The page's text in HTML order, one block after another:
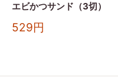
エビかつサンド（3切）
販
529円